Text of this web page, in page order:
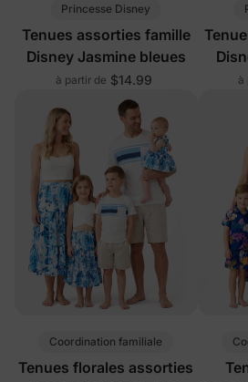
Princesse Disney
Tenues assorties famille
Disney Jasmine bleues
à partir de $14.99 à
Coordination familiale
Tenues florales assorties